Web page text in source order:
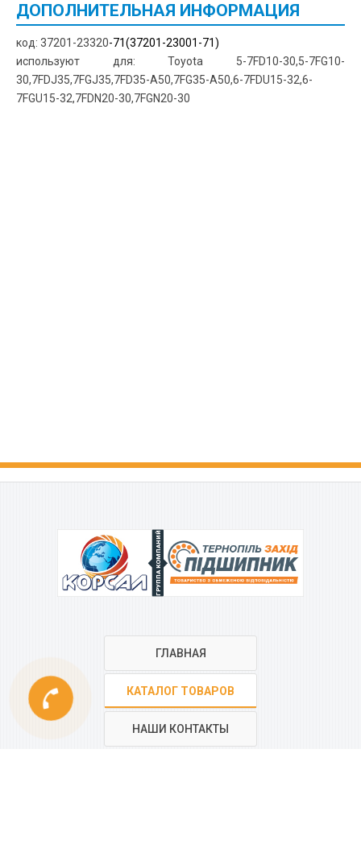
phone
ДОПОЛНИТЕЛЬНАЯ ИНФОРМАЦИЯ
код: 37201-23320-71(37201-23001-71)
используют для: Toyota 5-7FD10-30,5-7FG10-
30,7FDJ35,7FGJ35,7FD35-A50,7FG35-A50,6-7FDU15-32,6-
7FGU15-32,7FDN20-30,7FGN20-30
ГРУППА КОМПАНИЙ
ГЛАВНАЯ
КАТАЛОГ ТОВАРОВ
НАШИ КОНТАКТЫ